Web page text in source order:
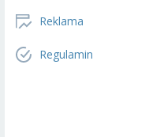
Reklama
Regulamin